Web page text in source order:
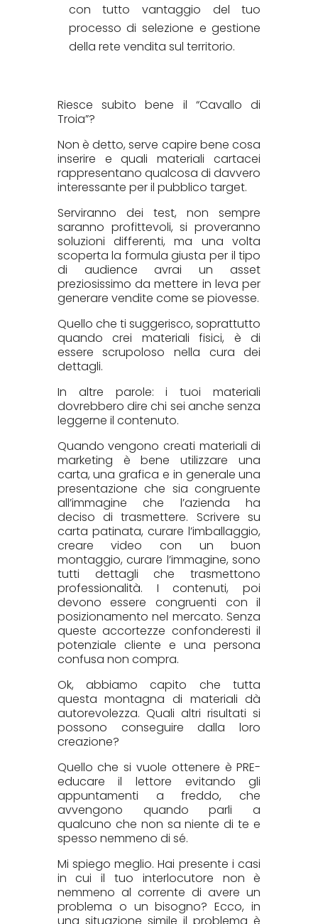
con tutto vantaggio del tuo
processo di selezione e gestione
della rete vendita sul territorio.
Riesce subito bene il “Cavallo di
Troia”?
Non è detto, serve capire bene cosa
inserire e quali materiali cartacei
rappresentano qualcosa di davvero
interessante per il pubblico target.
Serviranno dei test, non sempre
saranno profittevoli, si proveranno
soluzioni differenti, ma una volta
scoperta la formula giusta per il tipo
di audience avrai un asset
preziosissimo da mettere in leva per
generare vendite come se piovesse.
Quello che ti suggerisco, soprattutto
quando crei materiali fisici, è di
essere scrupoloso nella cura dei
dettagli.
In altre parole: i tuoi materiali
dovrebbero dire chi sei anche senza
leggerne il contenuto.
Quando vengono creati materiali di
marketing è bene utilizzare una
carta, una grafica e in generale una
presentazione che sia congruente
all’immagine che l’azienda ha
deciso di trasmettere. Scrivere su
carta patinata, curare l’imballaggio,
creare video con un buon
montaggio, curare l’immagine, sono
tutti dettagli che trasmettono
professionalità. I contenuti, poi
devono essere congruenti con il
posizionamento nel mercato. Senza
queste accortezze confonderesti il
potenziale cliente e una persona
confusa non compra.
Ok, abbiamo capito che tutta
questa montagna di materiali dà
autorevolezza. Quali altri risultati si
possono conseguire dalla loro
creazione?
Quello che si vuole ottenere è PRE-
educare il lettore evitando gli
appuntamenti a freddo, che
avvengono quando parli a
qualcuno che non sa niente di te e
spesso nemmeno di sé.
Mi spiego meglio. Hai presente i casi
in cui il tuo interlocutore non è
nemmeno al corrente di avere un
problema o un bisogno? Ecco, in